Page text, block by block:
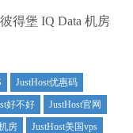
得堡 IQ Data 机房
JustHost优惠码
好不好
JustHost官网
房
JustHost美国vps